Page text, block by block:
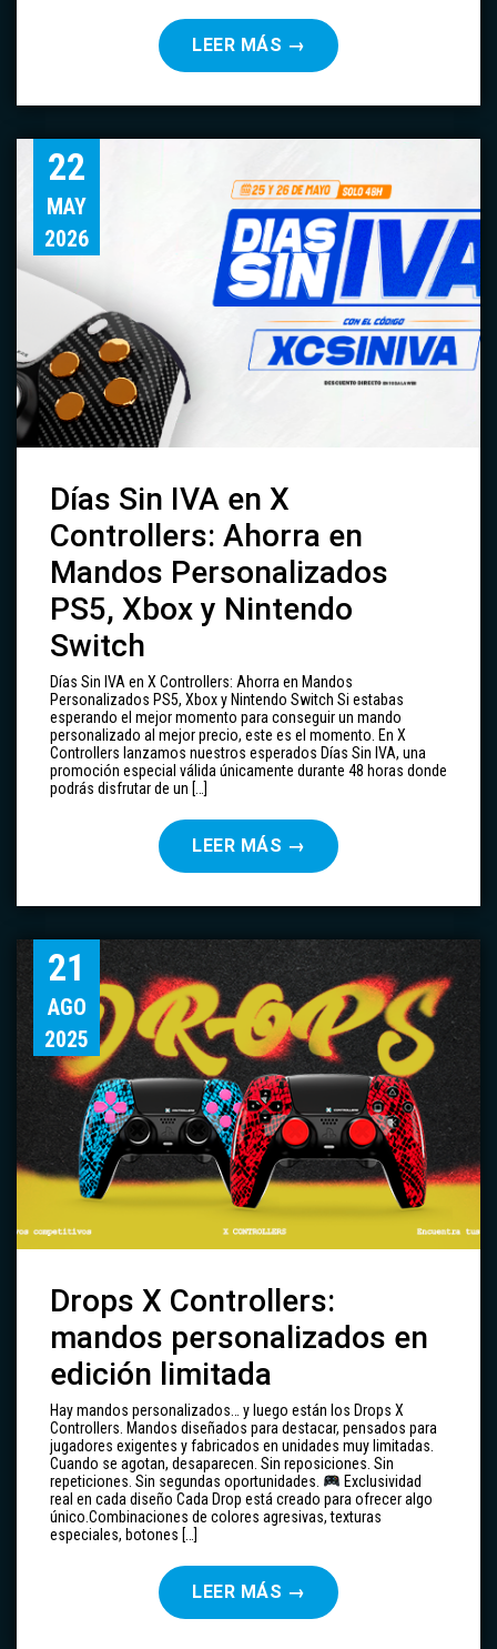
LEER MÁS →
22
MAY
2026
Días Sin IVA en X
Controllers: Ahorra en
Mandos Personalizados
PS5, Xbox y Nintendo
Switch
Días Sin IVA en X Controllers: Ahorra en Mandos
Personalizados PS5, Xbox y Nintendo Switch Si estabas
esperando el mejor momento para conseguir un mando
personalizado al mejor precio, este es el momento. En X
Controllers lanzamos nuestros esperados Días Sin IVA, una
promoción especial válida únicamente durante 48 horas donde
podrás disfrutar de un […]
LEER MÁS →
21
AGO
2025
Drops X Controllers:
mandos personalizados en
edición limitada
Hay mandos personalizados… y luego están los Drops X
Controllers. Mandos diseñados para destacar, pensados para
jugadores exigentes y fabricados en unidades muy limitadas.
Cuando se agotan, desaparecen. Sin reposiciones. Sin
repeticiones. Sin segundas oportunidades.
Exclusividad
real en cada diseño Cada Drop está creado para ofrecer algo
único.Combinaciones de colores agresivas, texturas
especiales, botones […]
LEER MÁS →